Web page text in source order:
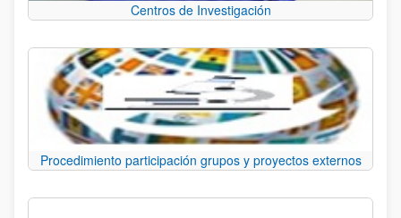
Centros de Investigación
Procedimiento participación grupos y proyectos externos